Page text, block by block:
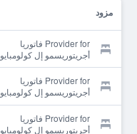
مزود
Provider for فاتوريا
أجريتوريسمو إل كولومبايو
Provider for فاتوريا
أجريتوريسمو إل كولومبايو
Provider for فاتوريا
أجريتوريسمو إل كولومبايو